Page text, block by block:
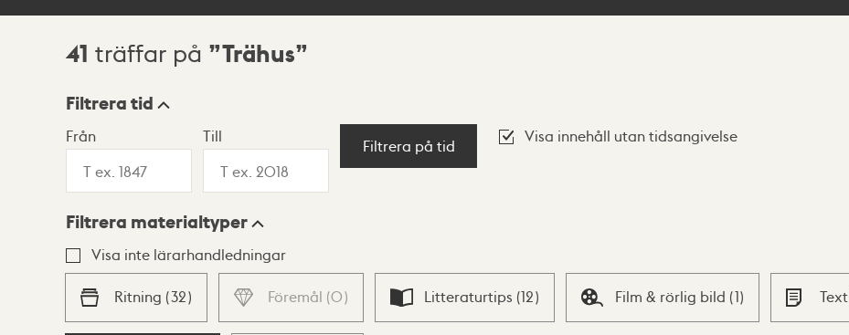
Sökresultat
41 träffar på Trähus
Visningsläge
Lista Karta
Filtrera tid
Från Till
Filtrera på tid
Visa innehåll utan tidsangivelse
Filtrera materialtyper
Visa inte lärarhandledningar
Ritning (32) Föremål (0) Litteraturtips (12) Film & rörlig bild (1) Text